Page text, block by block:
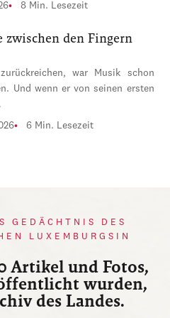
8 Min. Lesezeit
zwischen den Fingern
war Musik schon
Und wenn er von seinen ersten
6 Min. Lesezeit
GEDÄCHTNIS DES
LUXEMBURGSIN
Artikel und Fotos,
wurden,
des Landes.